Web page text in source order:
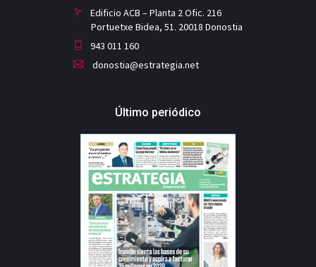
Edificio ACB – Planta 2 Ofic. 216
Portuetxe Bidea, 51. 20018 Donostia
943 011 160
donostia@estrategia.net
Último periódico